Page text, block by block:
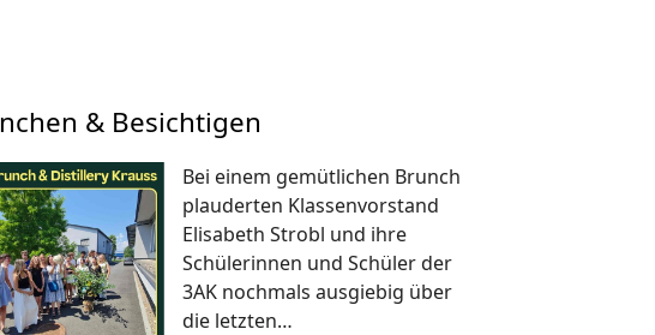
& Besichtigen
Bei einem gemütlichen Brunch
plauderten Klassenvorstand
Elisabeth Strobl und ihre
Schülerinnen und Schüler der
3AK nochmals ausgiebig über
die letzten…